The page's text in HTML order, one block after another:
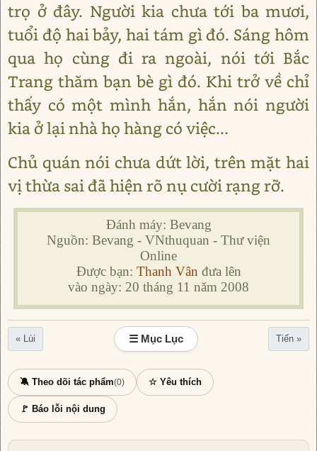
trọ ở đây. Người kia chưa tới ba mươi,
tuổi độ hai bảy, hai tám gì đó. Sáng hôm
qua họ cùng đi ra ngoài, nói tới Bắc
Trang thăm bạn bè gì đó. Khi trở về chỉ
thấy có một mình hắn, hắn nói người
kia ở lại nhà họ hàng có việc...
Chủ quán nói chưa dứt lời, trên mặt hai
vị thừa sai đã hiện rõ nụ cười rạng rỡ.
Đánh máy: Bevang
Nguồn: Bevang - VNthuquan - Thư viện
Online
Được bạn: Thanh Vân đưa lên
vào ngày: 20 tháng 11 năm 2008
« Lùi ☰ Mục Lục Tiến »
🔕 Theo dõi tác phẩm(0) ☆ Yêu thích
🚩 Báo lỗi nội dung